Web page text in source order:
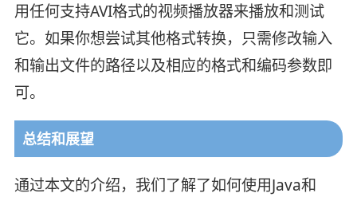
用任何支持AVI格式的视频播放器来播放和测试
它。如果你想尝试其他格式转换，只需修改输入
和输出文件的路径以及相应的格式和编码参数即
可。
总结和展望
通过本文的介绍，我们了解了如何使用Java和